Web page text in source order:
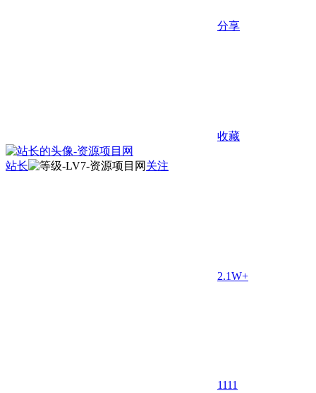
分享
收藏
站长 关注
2.1W+
1111